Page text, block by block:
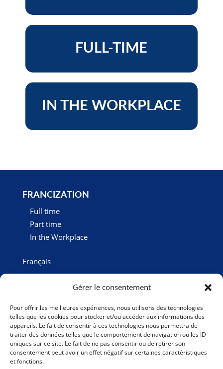
Gérer le consentement
Pour offrir les meilleures expériences, nous utilisons des technologies
telles que les cookies pour stocker et/ou accéder aux informations des
appareils. Le fait de consentir à ces technologies nous permettra de
traiter des données telles que le comportement de navigation ou les ID
uniques sur ce site. Le fait de ne pas consentir ou de retirer son
consentement peut avoir un effet négatif sur certaines caractéristiques
et fonctions.
FULL-TIME
IN THE WORKPLACE
FRANCIZATION
Full time
Part time
In the Workplace
Français